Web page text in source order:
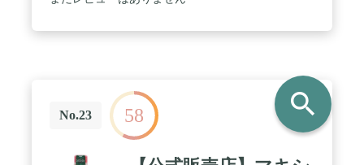
No.23 58 search